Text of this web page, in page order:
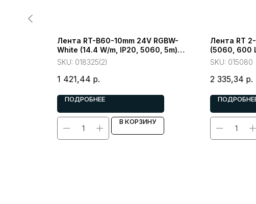
Лента RT-B60-10mm 24V RGBW-
White (14.4 W/m, IP20, 5060, 5m)
(Arlight, Открытый)
SKU: 018325(2)
1 421,44 р.
ПОДРОБНЕЕ
В КОРЗИНУ
Лента RT
(5060, 600
м, IP20)
SKU: 015080
2 335,34 р.